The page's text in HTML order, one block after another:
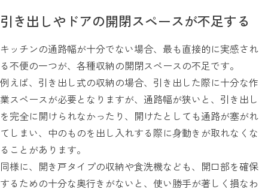
引き出しやドアの開閉スペースが不足する
キッチンの通路幅が十分でない場合、最も直接的に実感され
る不便の一つが、各種収納の開閉スペースの不足です。
例えば、引き出し式の収納の場合、引き出した際に十分な作
業スペースが必要となりますが、通路幅が狭いと、引き出し
を完全に開けられなかったり、開けたとしても通路が塞がれ
てしまい、中のものを出し入れする際に身動きが取れなくな
ることがあります。
同様に、開き戸タイプの収納や食洗機なども、開口部を確保
するための十分な奥行きがないと、使い勝手が著しく損なわ